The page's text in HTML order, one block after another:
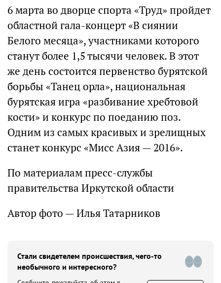
6 марта во дворце спорта «Труд» пройдет
областной гала-концерт «В сиянии
Белого месяца», участниками которого
станут более 1,5 тысячи человек. В этот
же день состоится первенство бурятской
борьбы «Танец орла», национальная
бурятская игра «разбивание хребтовой
кости» и конкурс по поеданию поз.
Одним из самых красивых и зрелищных
станет конкурс «Мисс Азия — 2016».
По материалам пресс-службы
правительства Иркутской области
Автор фото — Илья Татарников
Стали свидетелем происшествия, чего-то
необычного и интересного?